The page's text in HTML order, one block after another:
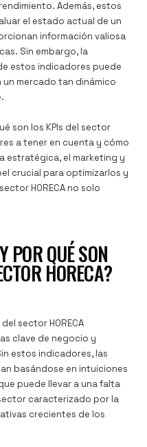
Además, estos
el estado actual de un
información valiosa
Sin embargo, la
estos indicadores puede
mercado tan dinámico
son los KPIs del sector
a tener en cuenta y cómo
estratégica, el marketing y
crucial para optimizarlos y
HORECA no solo
POR QUÉ SON
HORECA?
sector HORECA
clave de negocio y
estos indicadores, las
basándose en intuiciones
puede llevar a una falta
caracterizado por la
crecientes de los